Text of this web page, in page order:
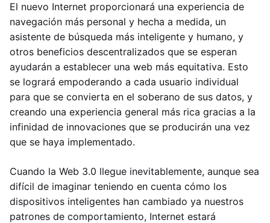
El nuevo Internet proporcionará una experiencia de
navegación más personal y hecha a medida, un
asistente de búsqueda más inteligente y humano, y
otros beneficios descentralizados que se esperan
ayudarán a establecer una web más equitativa. Esto
se logrará empoderando a cada usuario individual
para que se convierta en el soberano de sus datos, y
creando una experiencia general más rica gracias a la
infinidad de innovaciones que se producirán una vez
que se haya implementado.
Cuando la Web 3.0 llegue inevitablemente, aunque sea
difícil de imaginar teniendo en cuenta cómo los
dispositivos inteligentes han cambiado ya nuestros
patrones de comportamiento, Internet estará